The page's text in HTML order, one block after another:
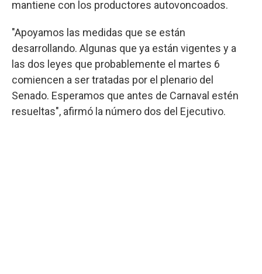
mantiene con los productores autovoncoados.
"Apoyamos las medidas que se están
desarrollando. Algunas que ya están vigentes y a
las dos leyes que probablemente el martes 6
comiencen a ser tratadas por el plenario del
Senado. Esperamos que antes de Carnaval estén
resueltas", afirmó la número dos del Ejecutivo.